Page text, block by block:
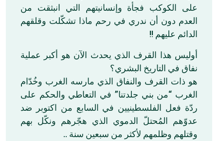
على الكوكب فجأة وإنسانيتهم التي انبثقت من
العدم دون أن ندري في رحم ماذا تشكّلت وقلقهم
الدائم عليهم !!
أوليس هذا القرف الذي يحدث الآن هو أكبر عملية
نفاق في التاريخ البشري؟
هو ذات القرف والنفاق الذي مارسه الغرب وخُدّام
الغرب “من بني جلدتنا” في التعاطي والحكم على
ردّة فعل الفلسطينيين في السابع من اكتوبر ضد
عدوّهم المُحتلّ الدموي الذي هجّرهم ونكّل بهم
وقتلهم وظلمهم لأكثر من سبعين سنة ..